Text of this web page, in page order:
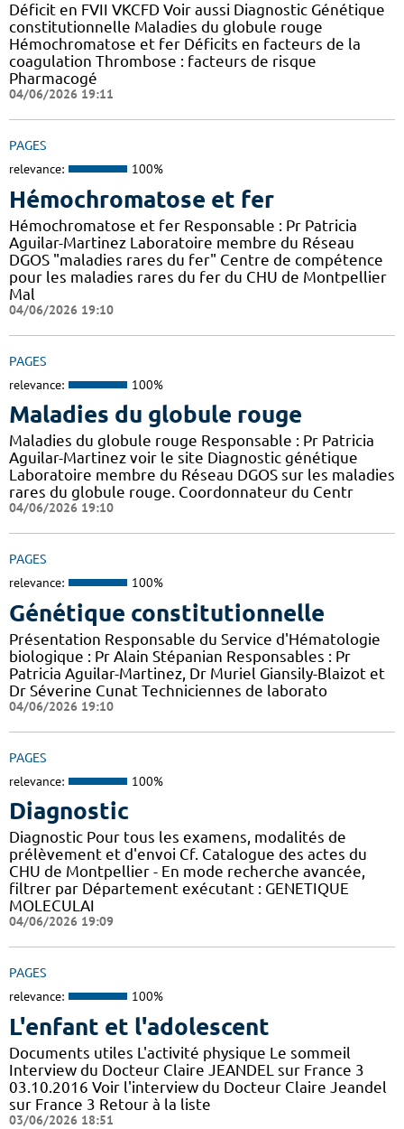
Déficit en FVII VKCFD Voir aussi Diagnostic Génétique
constitutionnelle Maladies du globule rouge
Hémochromatose et fer Déficits en facteurs de la
coagulation Thrombose : facteurs de risque
Pharmacogé
04/06/2026 19:11
PAGES
relevance: 100%
Hémochromatose et fer
Hémochromatose et fer Responsable : Pr Patricia
Aguilar-Martinez Laboratoire membre du Réseau
DGOS "maladies rares du fer" Centre de compétence
pour les maladies rares du fer du CHU de Montpellier
Mal
04/06/2026 19:10
PAGES
relevance: 100%
Maladies du globule rouge
Maladies du globule rouge Responsable : Pr Patricia
Aguilar-Martinez voir le site Diagnostic génétique
Laboratoire membre du Réseau DGOS sur les maladies
rares du globule rouge. Coordonnateur du Centr
04/06/2026 19:10
PAGES
relevance: 100%
Génétique constitutionnelle
Présentation Responsable du Service d'Hématologie
biologique : Pr Alain Stépanian Responsables : Pr
Patricia Aguilar-Martinez, Dr Muriel Giansily-Blaizot et
Dr Séverine Cunat Techniciennes de laborato
04/06/2026 19:10
PAGES
relevance: 100%
Diagnostic
Diagnostic Pour tous les examens, modalités de
prélèvement et d'envoi Cf. Catalogue des actes du
CHU de Montpellier - En mode recherche avancée,
filtrer par Département exécutant : GENETIQUE
MOLECULAI
04/06/2026 19:09
PAGES
relevance: 100%
L'enfant et l'adolescent
Documents utiles L'activité physique Le sommeil
Interview du Docteur Claire JEANDEL sur France 3
03.10.2016 Voir l'interview du Docteur Claire Jeandel
sur France 3 Retour à la liste
03/06/2026 18:51